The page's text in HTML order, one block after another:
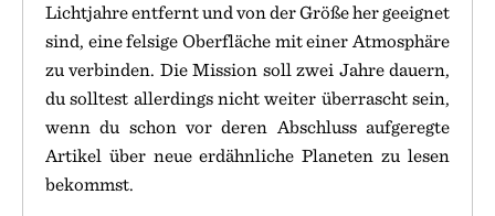
Lichtjahre entfernt und von der Größe her geeignet
sind, eine felsige Oberfläche mit einer Atmosphäre
zu verbinden. Die Mission soll zwei Jahre dauern,
du solltest allerdings nicht weiter überrascht sein,
wenn du schon vor deren Abschluss aufgeregte
Artikel über neue erdähnliche Planeten zu lesen
bekommst.